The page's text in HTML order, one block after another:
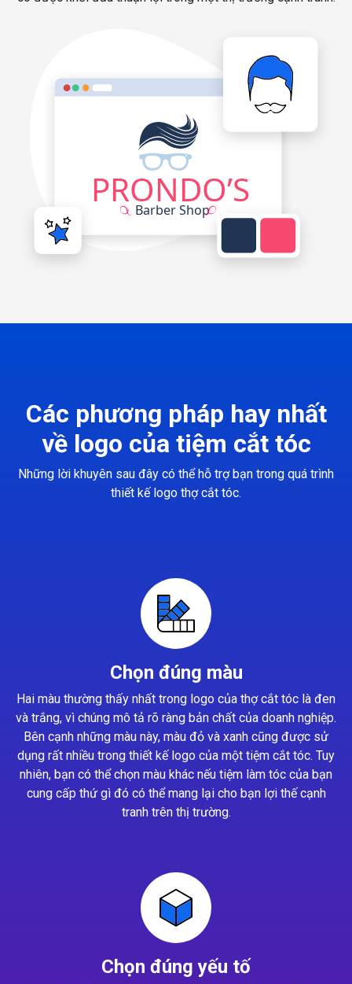
Các phương pháp hay nhất
về logo của tiệm cắt tóc
Những lời khuyên sau đây có thể hỗ trợ bạn trong quá trình
thiết kế logo thợ cắt tóc.
Chọn đúng màu
Hai màu thường thấy nhất trong logo của thợ cắt tóc là đen
và trắng, vì chúng mô tả rõ ràng bản chất của doanh nghiệp.
Bên cạnh những màu này, màu đỏ và xanh cũng được sử
dụng rất nhiều trong thiết kế logo của một tiệm cắt tóc. Tuy
nhiên, bạn có thể chọn màu khác nếu tiệm làm tóc của bạn
cung cấp thứ gì đó có thể mang lại cho bạn lợi thế cạnh
tranh trên thị trường.
Chọn đúng yếu tố